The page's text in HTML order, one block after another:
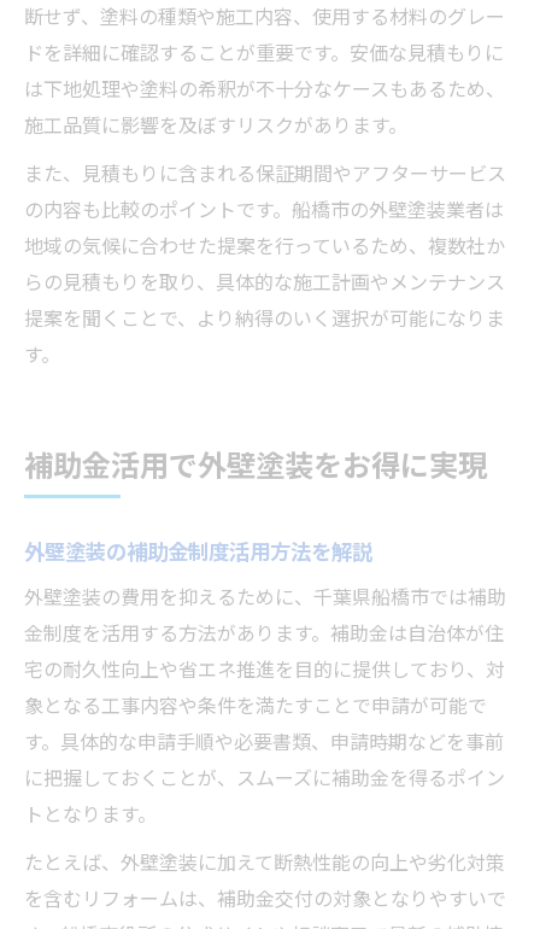
断せず、塗料の種類や施工内容、使用する材料のグレー
ドを詳細に確認することが重要です。安価な見積もりに
は下地処理や塗料の希釈が不十分なケースもあるため、
施工品質に影響を及ぼすリスクがあります。
また、見積もりに含まれる保証期間やアフターサービス
の内容も比較のポイントです。船橋市の外壁塗装業者は
地域の気候に合わせた提案を行っているため、複数社か
らの見積もりを取り、具体的な施工計画やメンテナンス
提案を聞くことで、より納得のいく選択が可能になりま
す。
補助金活用で外壁塗装をお得に実現
外壁塗装の補助金制度活用方法を解説
外壁塗装の費用を抑えるために、千葉県船橋市では補助
金制度を活用する方法があります。補助金は自治体が住
宅の耐久性向上や省エネ推進を目的に提供しており、対
象となる工事内容や条件を満たすことで申請が可能で
す。具体的な申請手順や必要書類、申請時期などを事前
に把握しておくことが、スムーズに補助金を得るポイン
トとなります。
たとえば、外壁塗装に加えて断熱性能の向上や劣化対策
を含むリフォームは、補助金交付の対象となりやすいで